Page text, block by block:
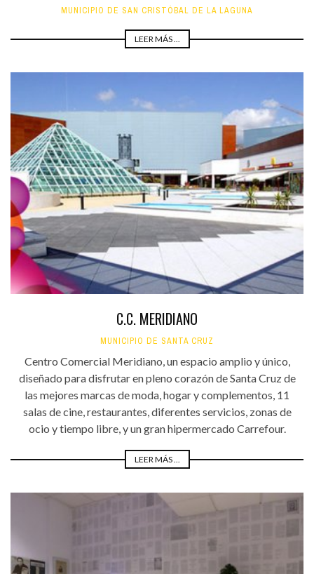
MUNICIPIO DE SAN CRISTÓBAL DE LA LAGUNA
LEER MÁS ...
C.C. MERIDIANO
MUNICIPIO DE SANTA CRUZ
Centro Comercial Meridiano, un espacio amplio y único,
diseñado para disfrutar en pleno corazón de Santa Cruz de
las mejores marcas de moda, hogar y complementos, 11
salas de cine, restaurantes, diferentes servicios, zonas de
ocio y tiempo libre, y un gran hipermercado Carrefour.
LEER MÁS ...